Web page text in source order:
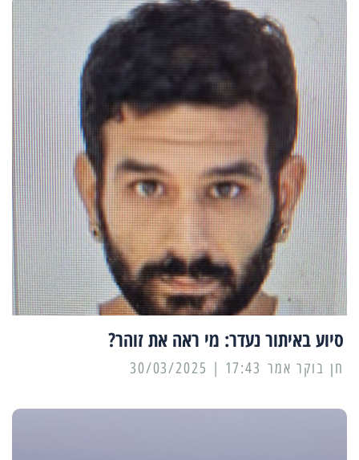
סיוע באיתור נעדר: מי ראה את זוהר?
17:43 | 30/03/2025